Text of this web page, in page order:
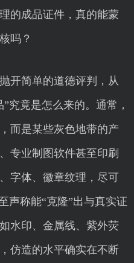
的成品证件，真的能蒙
吗？
开简单的道德评判，从
究竟是怎么来的。通常，
而是某些灰色地带的产
专业制图软件甚至印刷
字体、徽章纹理，尽可
声称能“克隆”出与真实证
水印、金属线、紫外荧
仿造的水平确实在不断